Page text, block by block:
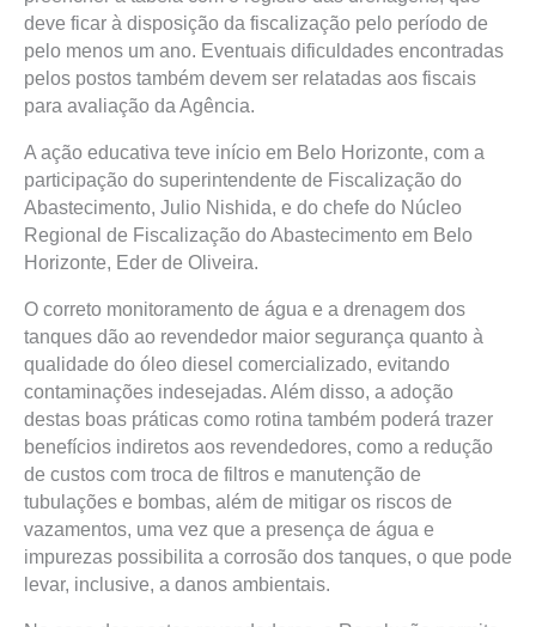
deve ficar à disposição da fiscalização pelo período de
pelo menos um ano. Eventuais dificuldades encontradas
pelos postos também devem ser relatadas aos fiscais
para avaliação da Agência.
A ação educativa teve início em Belo Horizonte, com a
participação do superintendente de Fiscalização do
Abastecimento, Julio Nishida, e do chefe do Núcleo
Regional de Fiscalização do Abastecimento em Belo
Horizonte, Eder de Oliveira.
O correto monitoramento de água e a drenagem dos
tanques dão ao revendedor maior segurança quanto à
qualidade do óleo diesel comercializado, evitando
contaminações indesejadas. Além disso, a adoção
destas boas práticas como rotina também poderá trazer
benefícios indiretos aos revendedores, como a redução
de custos com troca de filtros e manutenção de
tubulações e bombas, além de mitigar os riscos de
vazamentos, uma vez que a presença de água e
impurezas possibilita a corrosão dos tanques, o que pode
levar, inclusive, a danos ambientais.